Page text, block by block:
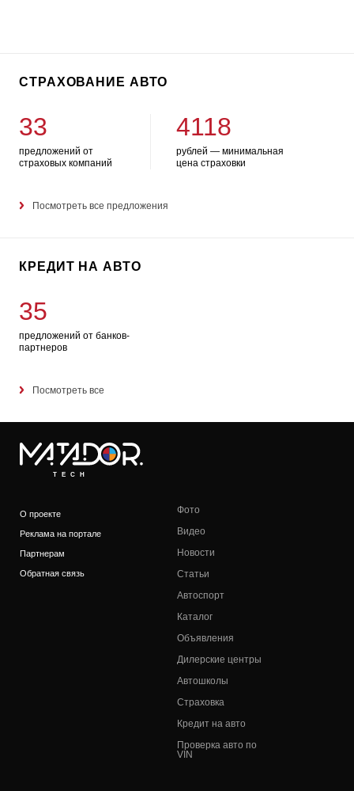
СТРАХОВАНИЕ АВТО
33
предложений от
страховых компаний
4118
рублей — минимальная
цена страховки
Посмотреть все предложения
КРЕДИТ НА АВТО
35
предложений от банков-
партнеров
Посмотреть все
TECH
О проекте
Реклама на портале
Партнерам
Обратная связь
Фото
Видео
Новости
Статьи
Автоспорт
Каталог
Объявления
Дилерские центры
Автошколы
Страховка
Кредит на авто
Проверка авто по
VIN